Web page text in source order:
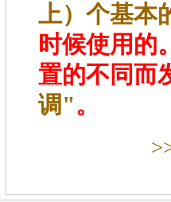
上）个基本
时候使用的
置的不同而
调"。